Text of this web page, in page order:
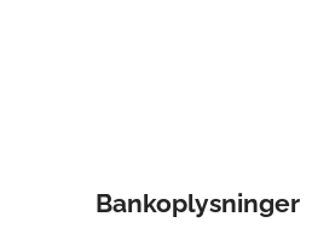
Bankoplysninger